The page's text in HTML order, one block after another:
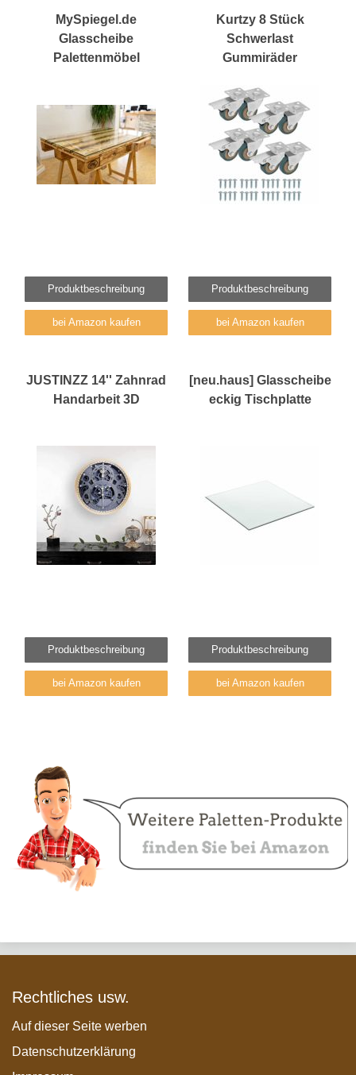
MySpiegel.de
Glasscheibe
Palettenmöbel
Produktbeschreibung
bei Amazon kaufen
Kurtzy 8 Stück
Schwerlast
Gummiräder
Produktbeschreibung
bei Amazon kaufen
JUSTINZZ 14'' Zahnrad
Handarbeit 3D
Produktbeschreibung
bei Amazon kaufen
[neu.haus] Glasscheibe
eckig Tischplatte
Produktbeschreibung
bei Amazon kaufen
Rechtliches usw.
Auf dieser Seite werben
Datenschutzerklärung